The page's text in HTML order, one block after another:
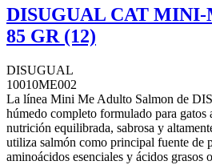
DISUGUAL CAT
85 GR (12)
DISUGUAL
10010ME002
La línea Mini Me Adulto Salmon de
húmedo completo formulado para gatos
nutrición equilibrada, sabrosa y
utiliza salmón como principal fuente de
aminoácidos esenciales y ácidos grasos